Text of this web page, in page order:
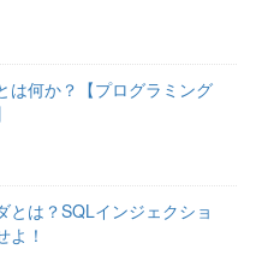
は何か？【プログラミング
とは？SQLインジェクショ
よ！